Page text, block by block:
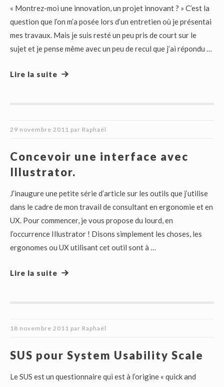
« Montrez-moi une innovation, un projet innovant ? » C’est la
question que l’on m’a posée lors d’un entretien où je présentai
mes travaux. Mais je suis resté un peu pris de court sur le
sujet et je pense même avec un peu de recul que j’ai répondu …
Lire la suite
29 novembre 2011 par Raphaël
Concevoir une interface avec
Illustrator.
J’inaugure une petite série d’article sur les outils que j’utilise
dans le cadre de mon travail de consultant en ergonomie et en
UX. Pour commencer, je vous propose du lourd, en
l’occurrence Illustrator ! Disons simplement les choses, les
ergonomes ou UX utilisant cet outil sont à …
Lire la suite
18 novembre 2011 par Raphaël
SUS pour System Usability Scale
Le SUS est un questionnaire qui est à l’origine « quick and